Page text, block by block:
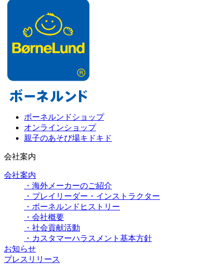
ボーネルンドショップ
オンラインショップ
親子のあそび場キドキド
会社案内
会社案内
・海外メーカーのご紹介
・プレイリーダー・インストラクター
・ボーネルンドヒストリー
・会社概要
・社会貢献活動
・カスタマーハラスメント基本方針
お知らせ
プレスリリース